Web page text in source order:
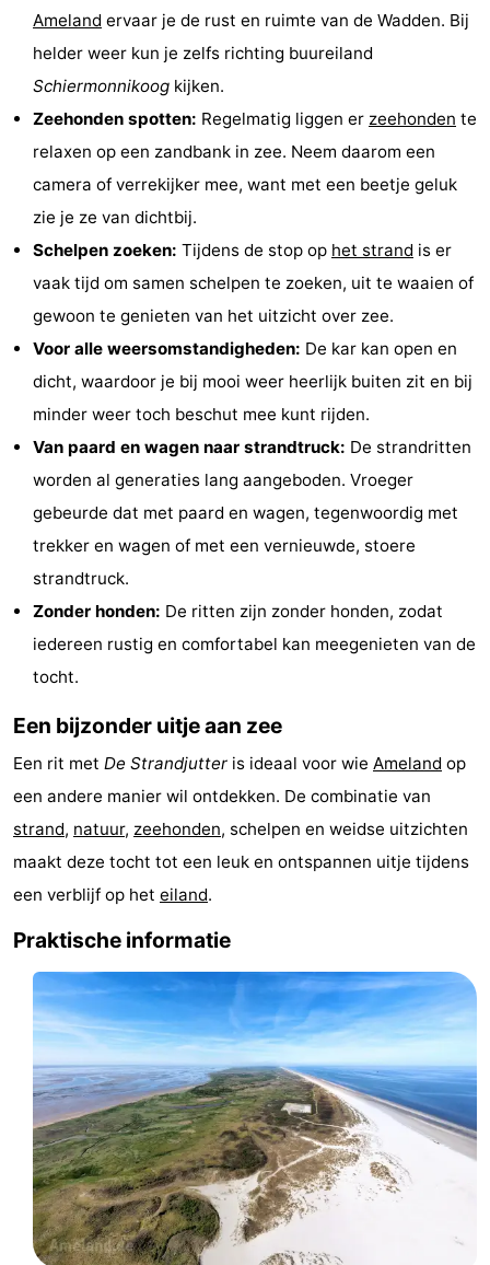
Uitkijkpunten
Attracties
Rondvaarten
-
Speeltuinen
Minigolfbanen
Rondleidingen
Zwembaden
Fietsen
Paardrijden
-
en
drinken
Zeehonden
Vuurtoren
Evenementen
Praktisch
Forum
Route
Boot
Waddenhoppen
Reisboekenwinkel
Nieuws
Medische
Ameland ervaar je de rust en ruimte van de Wadden. Bij
helder weer kun je zelfs richting buureiland
Schiermonnikoog kijken.
Zeehonden spotten: Regelmatig liggen er zeehonden te
relaxen op een zandbank in zee. Neem daarom een
camera of verrekijker mee, want met een beetje geluk
zie je ze van dichtbij.
Schelpen zoeken: Tijdens de stop op het strand is er
vaak tijd om samen schelpen te zoeken, uit te waaien of
gewoon te genieten van het uitzicht over zee.
Voor alle weersomstandigheden: De kar kan open en
dicht, waardoor je bij mooi weer heerlijk buiten zit en bij
minder weer toch beschut mee kunt rijden.
Van paard en wagen naar strandtruck: De strandritten
worden al generaties lang aangeboden. Vroeger
gebeurde dat met paard en wagen, tegenwoordig met
trekker en wagen of met een vernieuwde, stoere
strandtruck.
Zonder honden: De ritten zijn zonder honden, zodat
iedereen rustig en comfortabel kan meegenieten van de
tocht.
Een bijzonder uitje aan zee
Een rit met De Strandjutter is ideaal voor wie Ameland op
een andere manier wil ontdekken. De combinatie van
strand, natuur, zeehonden, schelpen en weidse uitzichten
maakt deze tocht tot een leuk en ontspannen uitje tijdens
een verblijf op het eiland.
Praktische informatie